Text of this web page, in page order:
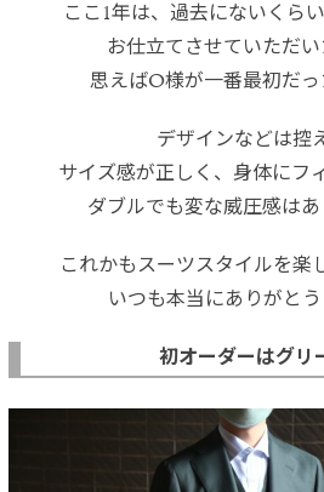
ここ1年は、過去にないくら
お仕立てさせていただい
思えばO様が一番最初だっ
デザインなどは控
サイズ感が正しく、身体にフ
ダブルでも変な威圧感はあ
これかもスーツスタイルを楽
いつも本当にありがとう
初オーダーはグリ